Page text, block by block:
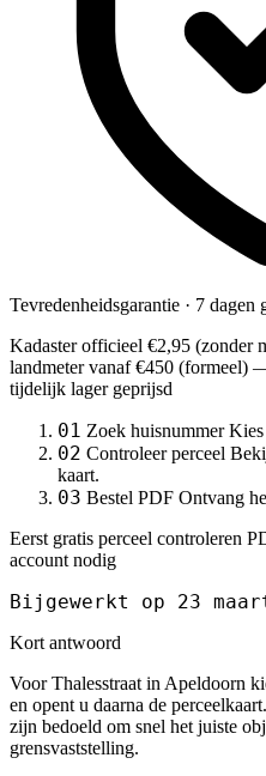
Tevredenheidsgarantie · 7 dagen
Kadaster officieel €2,95 (zonder
landmetervanaf €450 (formeel)
tijdelijk lager geprijsd
01 Zoek huisnummer Kies
02 Controleer perceel
kaart.
03 Bestel PDF Ontvang
Eerst gratis perceel controleren
account nodig
Bijgewerkt op 23
Kort antwoord
Voor Thalesstraat in Apeldoorn
en opent u daarna de
zijn bedoeld om snel het juiste
grensvaststelling.